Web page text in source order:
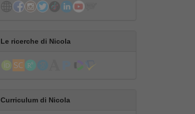
Le ricerche di Nicola
Curriculum di Nicola